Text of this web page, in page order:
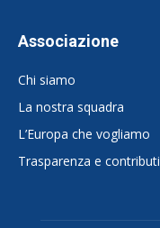
Associazione
Chi siamo
La nostra squadra
L’Europa che vogliamo
Trasparenza e contributi